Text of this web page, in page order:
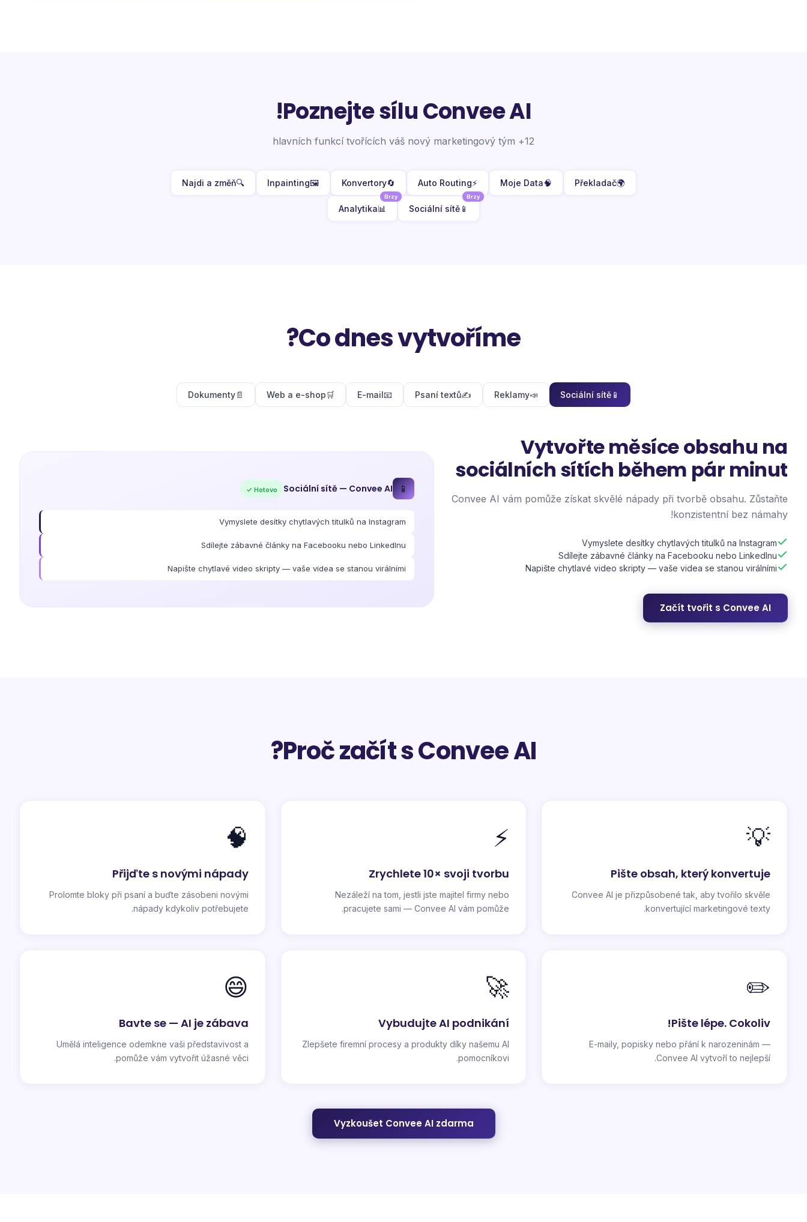
Poznejte sílu Convee AI!
12+ hlavních funkcí tvořících váš nový marketingový tým
🌍
Překladač
🧠
Moje Data
⚡
Auto Routing
🔄
Konvertory
🖼️
Inpainting
🔍
Najdi a změň
📱
Sociální sítě
Brzy
📊
Analytika
Brzy
Co dnes vytvoříme?
📱
Sociální sítě
📣
Reklamy
✍️
Psaní textů
📧
E-mail
🛒
Web a e-shop
📄
Dokumenty
Vytvořte měsíce obsahu na
sociálních sítích během pár minut
Convee AI vám pomůže získat skvělé nápady při tvorbě obsahu. Zůstaňte
konzistentní bez námahy!
Vymyslete desítky chytlavých titulků na Instagram
Sdílejte zábavné články na Facebooku nebo LinkedInu
Napište chytlavé video skripty — vaše videa se stanou virálními
Začít tvořit s Convee AI
📱
Sociální sítě — Convee AI
Hotovo ✓
Vymyslete desítky chytlavých titulků na Instagram
Sdílejte zábavné články na Facebooku nebo LinkedInu
Napište chytlavé video skripty — vaše videa se stanou virálními
Proč začít s Convee AI?
💡
Pište obsah, který konvertuje
Convee AI je přizpůsobené tak, aby tvořilo skvěle
konvertující marketingové texty.
⚡
Zrychlete 10× svoji tvorbu
Nezáleží na tom, jestli jste majitel firmy nebo
pracujete sami — Convee AI vám pomůže.
🧠
Přijďte s novými nápady
Prolomte bloky při psaní a buďte zásobeni novými
nápady kdykoliv potřebujete.
✏️
Pište lépe. Cokoliv!
E-maily, popisky nebo přání k narozeninám —
Convee AI vytvoří to nejlepší.
🚀
Vybudujte AI podnikání
Zlepšete firemní procesy a produkty díky našemu AI
pomocníkovi.
😄
Bavte se — AI je zábava
Umělá inteligence odemkne vaši představivost a
pomůže vám vytvořit úžasné věci.
Vyzkoušet Convee AI zdarma